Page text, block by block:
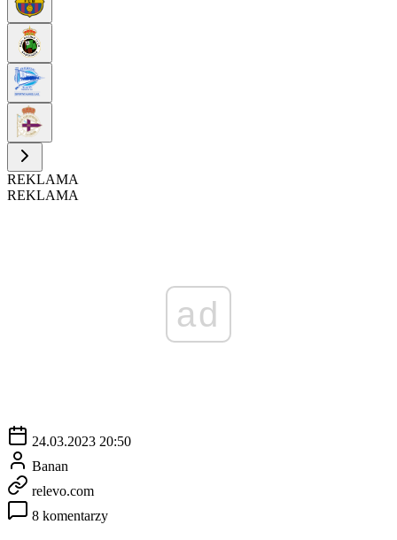
REKLAMA
REKLAMA
ad
24.03.2023 20:50
Banan
relevo.com
8 komentarzy